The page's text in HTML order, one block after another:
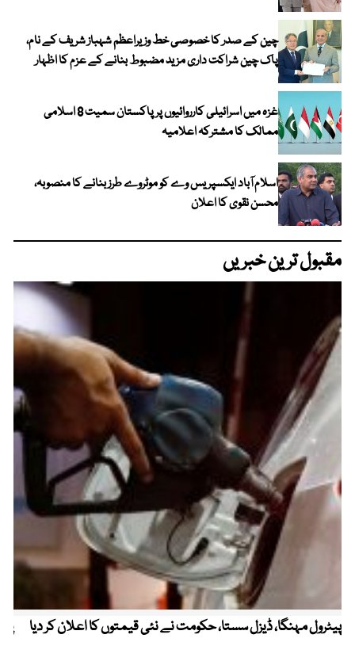
چین کے صدر کا خصوصی خط وزیراعظم شہباز شریف کے نام،
پاک چین شراکت داری مزید مضبوط بنانے کے عزم کا اظہار
غزہ میں اسرائیلی کارروائیوں پر پاکستان سمیت 8 اسلامی
ممالک کا مشترکہ اعلامیہ
اسلام آباد ایکسپریس وے کو موٹروے طرز بنانے کا منصوبہ،
محسن نقوی کا اعلان
مقبول ترین خبریں
پیٹرول مہنگا، ڈیزل سستا، حکومت نے نئی قیمتوں کا اعلان کر دیا